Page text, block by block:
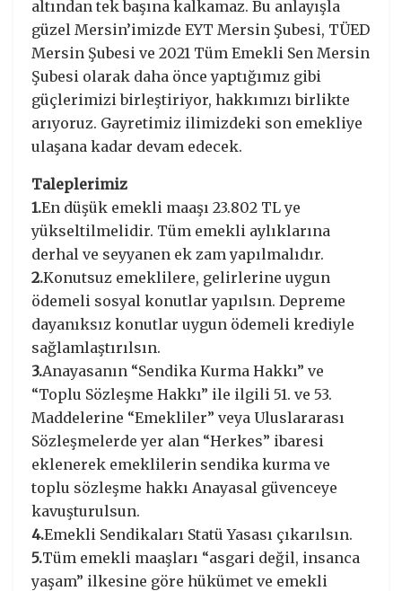
altından tek başına kalkamaz. Bu anlayışla
güzel Mersin’imizde EYT Mersin Şubesi, TÜED
Mersin Şubesi ve 2021 Tüm Emekli Sen Mersin
Şubesi olarak daha önce yaptığımız gibi
güçlerimizi birleştiriyor, hakkımızı birlikte
arıyoruz. Gayretimiz ilimizdeki son emekliye
ulaşana kadar devam edecek.
Taleplerimiz
1.En düşük emekli maaşı 23.802 TL ye
yükseltilmelidir. Tüm emekli aylıklarına
derhal ve seyyanen ek zam yapılmalıdır.
2.Konutsuz emeklilere, gelirlerine uygun
ödemeli sosyal konutlar yapılsın. Depreme
dayanıksız konutlar uygun ödemeli krediyle
sağlamlaştırılsın.
3.Anayasanın “Sendika Kurma Hakkı” ve
“Toplu Sözleşme Hakkı” ile ilgili 51. ve 53.
Maddelerine “Emekliler” veya Uluslararası
Sözleşmelerde yer alan “Herkes” ibaresi
eklenerek emeklilerin sendika kurma ve
toplu sözleşme hakkı Anayasal güvenceye
kavuşturulsun.
4.Emekli Sendikaları Statü Yasası çıkarılsın.
5.Tüm emekli maaşları “asgari değil, insanca
yaşam” ilkesine göre hükümet ve emekli